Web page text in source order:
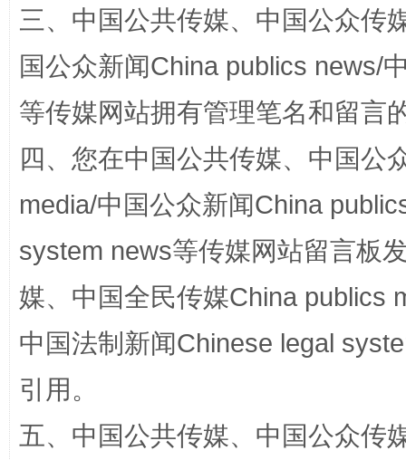
国家大学科技园优化重塑工作
扯下公款旅游的“隐身衣” 如何以
三、中国公共传媒、中国公众传
国公众新闻China publics news/
等传媒网站拥有管理笔名和留言
四、您在中国公共传媒、中国公
media/中国公众新闻China
system news等传媒网站留言板
媒、中国全民传媒China publics
中国法制新闻Chinese legal
引用。
五、中国公共传媒、中国公众传